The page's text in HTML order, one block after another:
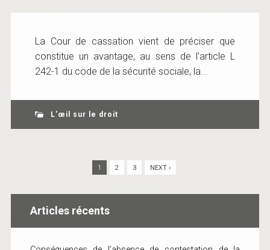
La Cour de cassation vient de préciser que
constitue un avantage, au sens de l’article L
242-1 du code de la sécurité sociale, la...
L'œil sur le droit
1 2 3 NEXT ›
Articles récents